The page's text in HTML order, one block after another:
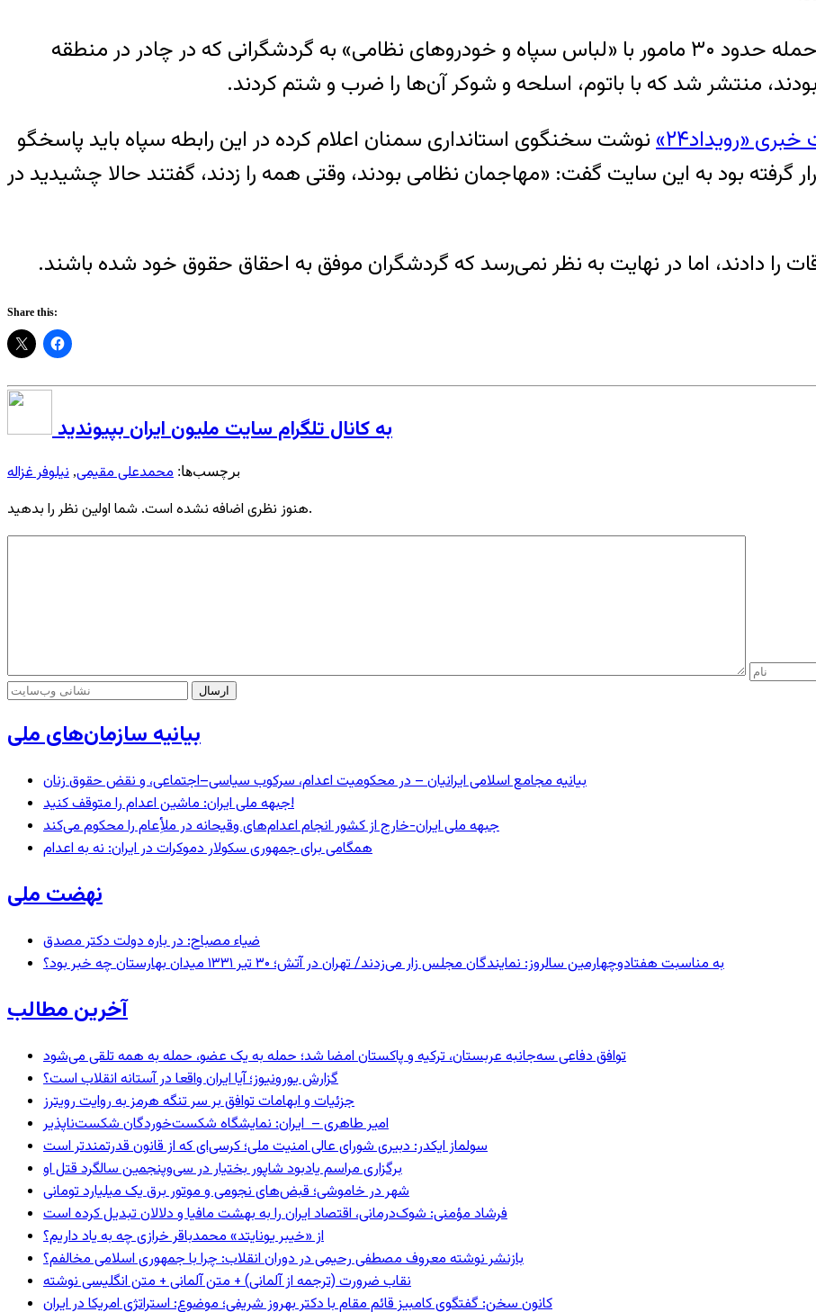
همچنین، خرداد ماه بود که تصاویر و اخباری از حمله حدود ۳۰ مامور با «لباس سپاه و خودروهای نظامی» به گردشگرانی که در چادر در منطقه
منتشر شد که با باتوم، اسلحه و شوکر آن‌ها را ضرب و شتم کردند.
«رویداد۲۴»
نوشت سخنگوی استانداری سمنان اعلام کرده در این رابطه سپاه باید پاسخگو
گرفته بود به این سایت گفت: «مهاجمان نظامی بودند، وقتی همه را زدند، گفتند حالا چشیدید در
را دادند، اما در نهایت به نظر نمی‌رسد که گردشگران موفق به احقاق حقوق خود شده باشند.
Share this:
به کانال تلگرام سایت ملیون ایران بپیوندید
برچسب‌ها: محمدعلی مقیمی, نیلوفر غزاله
هنوز نظری اضافه نشده است. شما اولین نظر را بدهید.
بیانیه سازمان‌های ملی
بیانیه مجامع اسلامی ایرانیان – در محکومیت اعدام، سرکوب سیاسی–اجتماعی، و نقض حقوق زنان
جبهه ملی ایران: ماشین اعدام را متوقف کنید!
جبهه ملی ایران-خارج از کشور انجام اعدام‌های وقیحانه در ملأِعام را محکوم می‌کند
همگامی برای جمهوری سکولار دموکرات در ایران: نه به اعدام
نهضت ملی
ضیاء مصباح: در باره دولت دکتر مصدق
به مناسبت هفتادوچهارمین سالروز: نمایندگان مجلس زار می‌زدند/ تهران در آتش؛ ۳۰ تیر ۱۳۳۱ میدان بهارستان چه خبر بود؟
آخرین مطالب
توافق دفاعی سه‌جانبه عربستان، ترکیه و پاکستان امضا شد؛ حمله به یک عضو، حمله به همه تلقی می‌شود
گزارش یورونیوز؛ آیا ایران واقعا در آستانه انقلاب است؟
جزئیات و ابهامات توافق بر سر تنگه هرمز به روایت رویترز
امیر طاهری – ایران: نمایشگاه شکست‌خوردگان شکست‌ناپذیر
سولماز ایکدر: دبیری شورای عالی امنیت ملی؛ کرسی‌ای که از قانون قدرتمندتر است
برگزاری مراسم یادبود شاپور بختیار در سی‌وپنجمین سالگرد قتل او
شهر در خاموشی؛ قبض‌های نجومی و موتور برق یک میلیارد تومانی
فرشاد مؤمنی: شوک‌درمانی، اقتصاد ایران را به بهشت مافیا و دلالان تبدیل کرده است
از «خیبر یونایتد» محمدباقر خرازی چه به یاد داریم؟
بازنشر نوشته معروف مصطفی رحیمی در دوران انقلاب: چرا با جمهوری اسلامی مخالفم؟
نقاب ضرورت (ترجمه از آلمانی) + متن آلمانی + متن انگلیسی نوشته
کانون سخن: گفتگوی کامبیز قائم مقام با دکتر بهروز شریفی؛ موضوع: استراتژی امریکا در ایران